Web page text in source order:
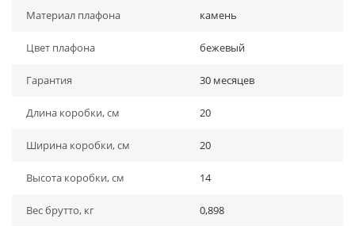
Материал плафона камень
Цвет плафона бежевый
Гарантия 30 месяцев
Длина коробки, см 20
Ширина коробки, см 20
Высота коробки, см 14
Вес брутто, кг 0,898